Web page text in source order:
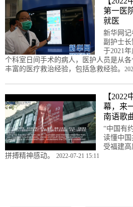
第一医
就医
新华网
副护士
于2021
个科室日间手术的病人，医护人员是从
丰富的医疗救治经验，包括急救经验。
【
幕，来
南语歌
“中国有
读懂中
受福建
拼搏精神感动。 2022-07-21 15:11